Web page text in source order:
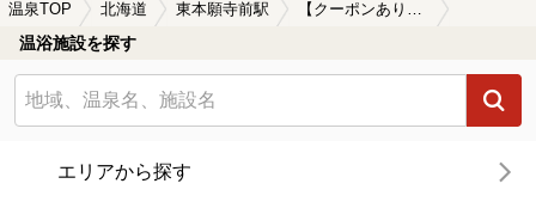
温泉TOP 北海道 東本願寺前駅 【クーポンあり】マッサージ、エステがある東本願寺前駅近くの温泉、日帰り温泉、スーパー銭湯おすすめ
温浴施設を探す
エリアから探す